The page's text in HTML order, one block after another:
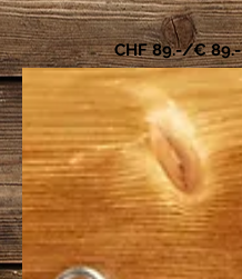
CHF 89.-/€ 89.-